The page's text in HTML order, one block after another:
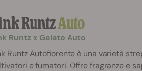
RuntzAuto
Runtz x Gelato Auto
Runtz Autofiorente è una varietà
e fumatori. Offre fragranze e